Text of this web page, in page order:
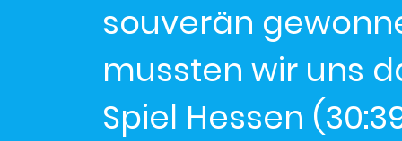
souverän
mussten wir uns
Spiel Hessen